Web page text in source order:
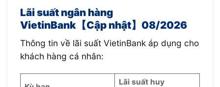
Lãi suất ngân hàng
VietinBank【Cập nhật】08/2026
Thông tin về lãi suất VietinBank áp dụng cho
khách hàng cá nhân:
Lãi suất huy